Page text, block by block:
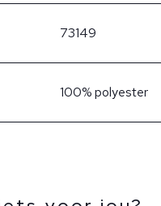
73149
100% polyester